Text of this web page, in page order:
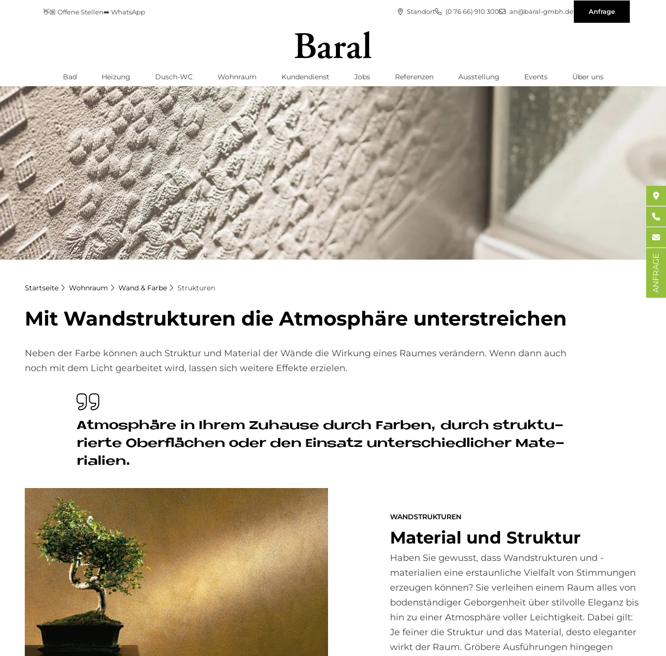
Direkt
zum
Inhalt
👋🏼 Offene Stellen➡️ WhatsApp Standort (0 76 66) 910 300 an@baral-gmbh.de Anfrage
Bad Heizung Dusch-WC Wohnraum Kundendienst Jobs Referenzen Ausstellung Events Über uns
Startseite Wohnraum Wand & Farbe Strukturen
Mit Wand­struk­tu­ren die At­mo­sphä­re un­ter­strei­chen
Neben der Farbe können auch Struktur und Material der Wände die Wirkung eines Raumes verändern. Wenn dann auch
noch mit dem Licht gearbeitet wird, lassen sich weitere Effekte erzielen.
At­mo­sphä­re in Ih­rem Zu­hau­se durch Far­ben, durch struk­tu­
rier­te Ober­flä­chen oder den Ein­sa­tz un­ter­schied­li­cher Ma­te­
ria­li­en.
WANDSTRUKTUREN
Ma­te­rial und Struk­tur
Haben Sie gewusst, dass Wandstrukturen und -
materialien eine erstaunliche Vielfalt von Stimmungen
erzeugen können? Sie verleihen einem Raum alles von
bodenständiger Geborgenheit über stilvolle Eleganz bis
hin zu einer Atmosphäre voller Leichtigkeit. Dabei gilt:
Je feiner die Struktur und das Material, desto eleganter
wirkt der Raum. Gröbere Ausführungen hingegen
ANFRAGE